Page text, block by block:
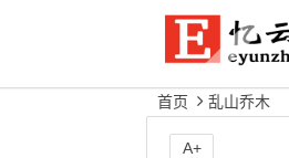
首页 乱山乔木
A+